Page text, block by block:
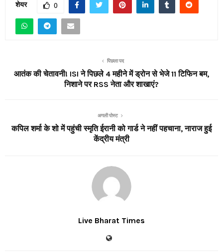
शेयर 0
पिछला पद
आतंक की चेतावनी! ISI ने पिछले 4 महीने में ड्रोन से भेजे 11 टिफिन बम,
निशाने पर RSS नेता और शाखाएं?
अगली पोस्ट
कपिल शर्मा के शो में पहुंची स्मृति ईरानी को गार्ड ने नहीं पहचाना, नाराज हुई
केंद्रीय मंत्री
Live Bharat Times